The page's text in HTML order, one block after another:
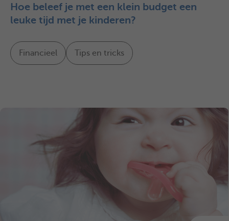
Hoe beleef je met een klein budget een
leuke tijd met je kinderen?
Financieel Tips en tricks